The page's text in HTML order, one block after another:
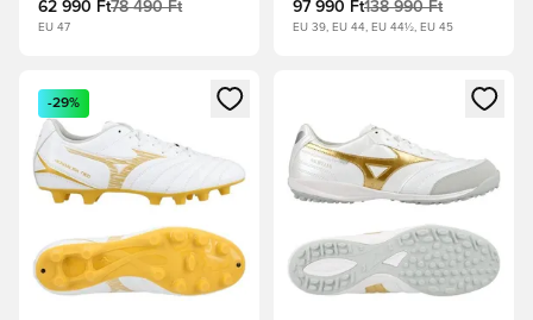
62 990 Ft78 490 Ft
EU 47
97 990 Ft138 990 Ft
EU 39, EU 44, EU 44½, EU 45
Megnyit egy modált a bejelentkezéshez vagy a tagként
-29%
Megnyit egy modált a